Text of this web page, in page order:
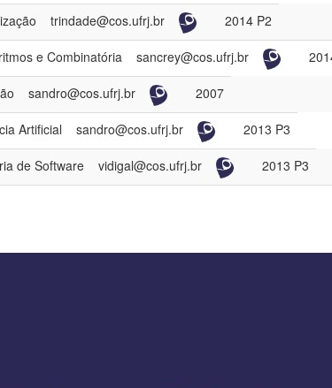
trindade@cos.ufrj.br 2014 P2
e Combinatória sancrey@cos.ufrj.br
sandro@cos.ufrj.br 2007
Artificial sandro@cos.ufrj.br 2013 P3
de Software vidigal@cos.ufrj.br 2013 P3